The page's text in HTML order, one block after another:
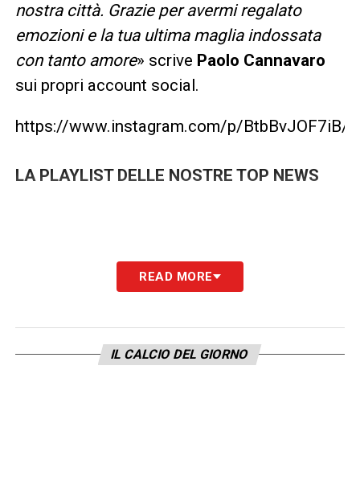
nostra città. Grazie per avermi regalato
emozioni e la tua ultima maglia indossata
con tanto amore» scrive Paolo Cannavaro
sui propri account social.
https://www.instagram.com/p/BtbBvJOF7iB/
LA PLAYLIST DELLE NOSTRE TOP NEWS
READ MORE
IL CALCIO DEL GIORNO